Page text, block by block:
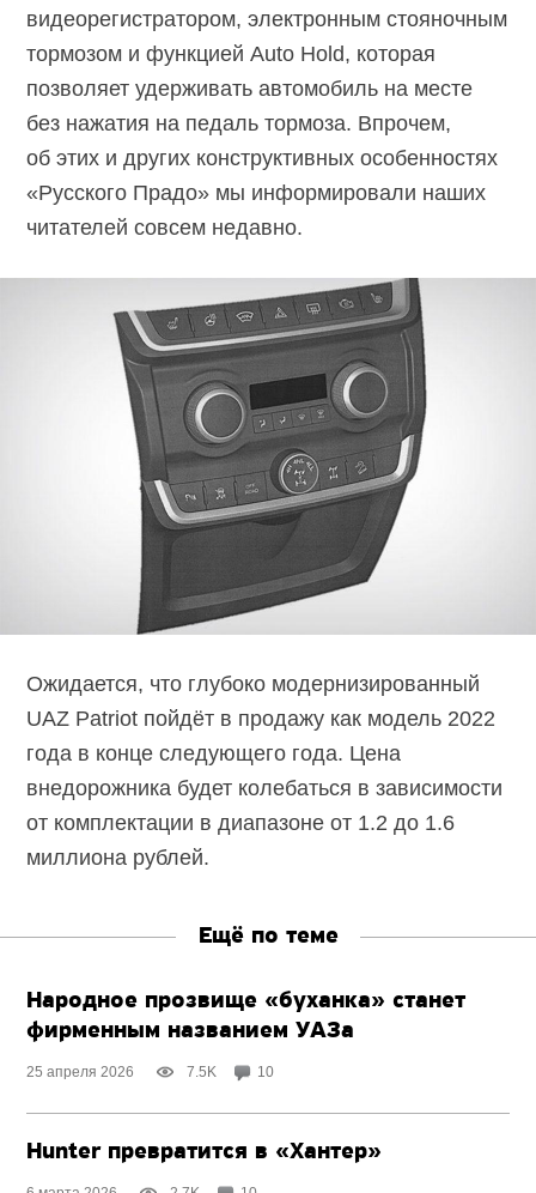
видеорегистратором, электронным стояночным
тормозом и функцией Auto Hold, которая
позволяет удерживать автомобиль на месте
без нажатия на педаль тормоза. Впрочем,
об этих и других конструктивных особенностях
«Русского Прадо» мы информировали наших
читателей совсем недавно.
Ожидается, что глубоко модернизированный
UAZ Patriot пойдёт в продажу как модель 2022
года в конце следующего года. Цена
внедорожника будет колебаться в зависимости
от комплектации в диапазоне от 1.2 до 1.6
миллиона рублей.
Ещё по теме
Народное прозвище «буханка» станет
фирменным названием УАЗа
25 апреля 2026 7.5K 10
Hunter превратится в «Хантер»